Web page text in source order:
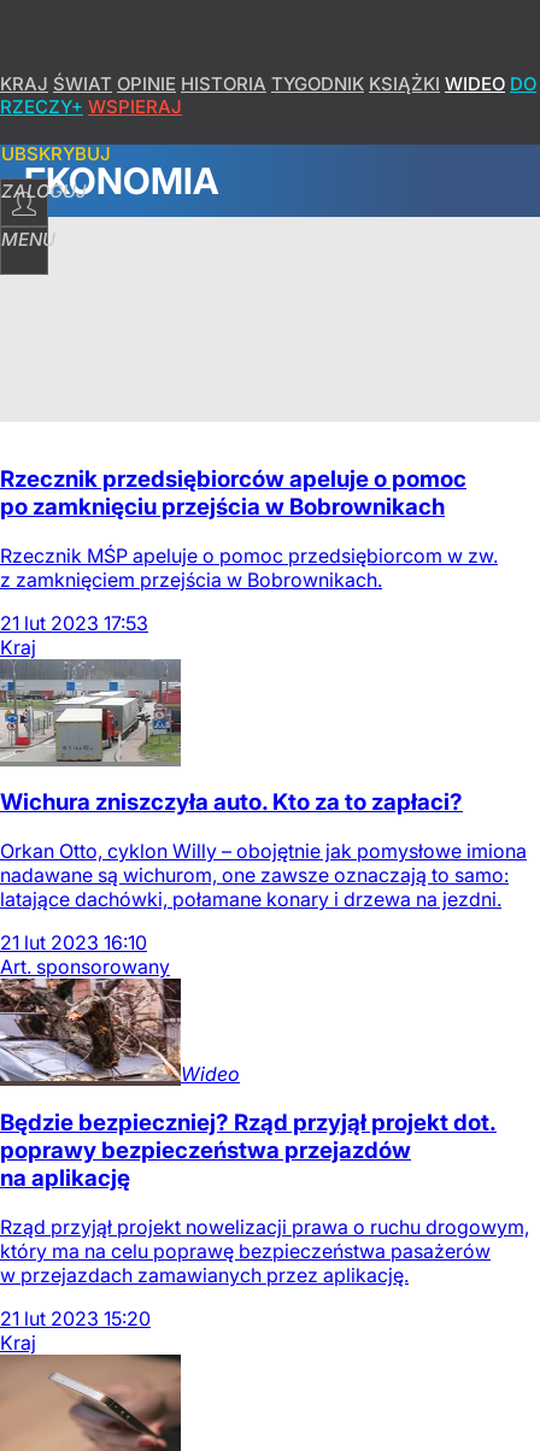
KRAJ ŚWIAT OPINIE HISTORIA TYGODNIK KSIĄŻKI WIDEO DO
RZECZY+ WSPIERAJ
ZALOGUJ
MENU
EKONOMIA
Rzecznik przedsiębiorców apeluje o pomoc
po zamknięciu przejścia w Bobrownikach
Rzecznik MŚP apeluje o pomoc przedsiębiorcom w zw.
z zamknięciem przejścia w Bobrownikach.
21 lut 2023 17:53
Kraj
Wichura zniszczyła auto. Kto za to zapłaci?
Orkan Otto, cyklon Willy – obojętnie jak pomysłowe imiona
nadawane są wichurom, one zawsze oznaczają to samo:
latające dachówki, połamane konary i drzewa na jezdni.
21 lut 2023 16:10
Art. sponsorowany
Wideo
Będzie bezpieczniej? Rząd przyjął projekt dot.
poprawy bezpieczeństwa przejazdów
na aplikację
Rząd przyjął projekt nowelizacji prawa o ruchu drogowym,
który ma na celu poprawę bezpieczeństwa pasażerów
w przejazdach zamawianych przez aplikację.
21 lut 2023 15:20
Kraj